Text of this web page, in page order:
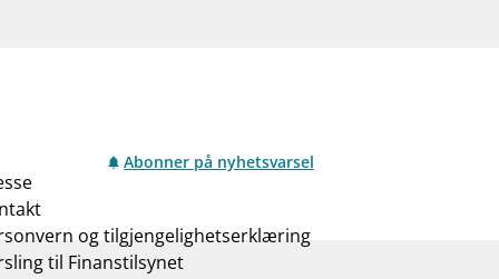
Abonner på nyhetsvarsel
og tilgjengelighetserklæring
til Finanstilsynet